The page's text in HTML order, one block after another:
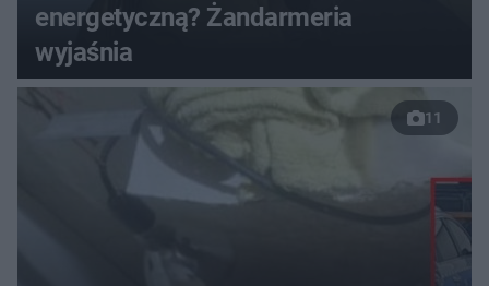
energetyczną? Żandarmeria
wyjaśnia
11